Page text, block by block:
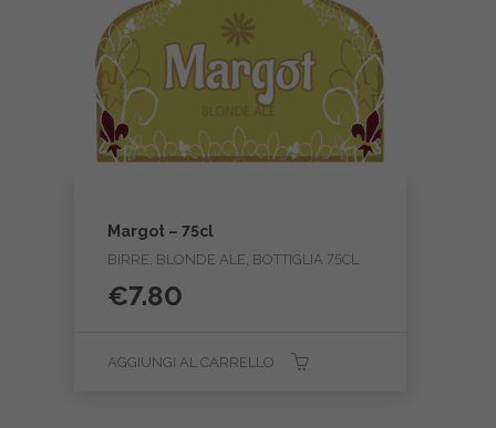
Margot – 75cl
BIRRE, BLONDE ALE, BOTTIGLIA 75CL
€7.80
AGGIUNGI AL CARRELLO